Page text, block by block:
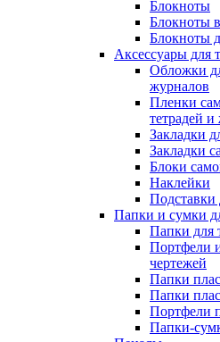
Блокноты
Блокноты
Блокноты
Аксессуары для
Обложки
журналов
Пленки
тетрадей
Закладки
Закладки
Блоки
Наклейки
Подставки
Папки и сумки
Папки для
Портфели
чертежей
Папки
Папки
Портфели
Папки-